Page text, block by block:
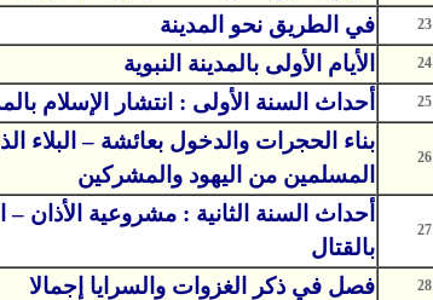
23 في الطريق نحو المدينة
24 الأيام الأولى بالمدينة النبوية
25 أحداث السنة الأولى : انتشار الإسلام
26
بناء الحجرات والدخول بعائشة – البلاء
المسلمين من اليهود والمشركين
27
أحداث السنة الثانية : مشروعية الأذان –
بالقتال
28 فصل في ذكر الغزوات والسرايا إجمالا